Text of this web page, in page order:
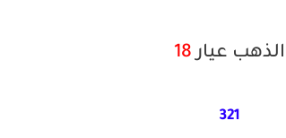
الذهب عيار18
321